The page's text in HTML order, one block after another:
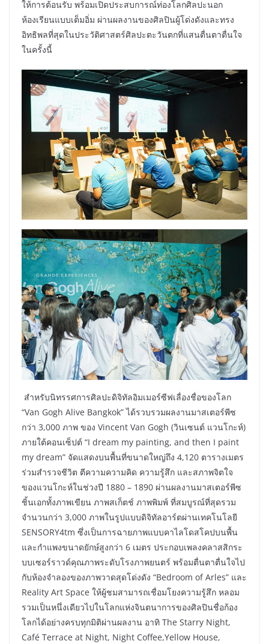
ให้การต้อนรับ พร้อมเปิดประสบการณ์ท่องโลกศิลปะนอก
ห้องเรียนแบบเต็มอิ่ม ผ่านผลงานของศิลปินผู้โด่งดังและทรง
อิทธิพลที่สุดในประวัติศาสตร์ศิลปะตะวันตกที่แสนตื่นตาตื่นใจ
ในครั้งนี้
สำหรับนิทรรศการศิลปะดิจิทัลอิมเมอร์ซีฟเลื่องชื่อของโลก
“Van Gogh Alive Bangkok” ได้รวบรวมผลงานมาสเตอร์พีซ
กว่า 3,000 ภาพ ของ Vincent Van Gogh (วินเซนต์ แวนโกะห์)
ภายใต้คอนเซ็ปต์ “I dream my painting, and then I paint
my dream” จัดแสดงบนพื้นที่ขนาดใหญ่ถึง 4,120 ตารางเมตร
ร่วมสำรวจชีวิต ตีความความคิด ความรู้สึก และสภาพจิตใจ
ของแวนโกะห์ในช่วงปี 1880 – 1890 ผ่านผลงานมาสเตอร์พีซ
ชิ้นเอกทั้งภาพเขียน ภาพสเก็ตช์ ภาพพิมพ์ ที่สมบูรณ์ที่สุดรวม
จำนวนกว่า 3,000 ภาพในรูปแบบดิจิทัลอาร์ตผ่านเทคโนโลยี
SENSORY4tm ซึ่งเป็นการฉายภาพแบบคาไลโดสโคปบนพื้น
และกำแพงขนาดยักษ์สูงกว่า 6 เมตร ประกอบเพลงคลาสสิกระ
บบเซอร์ราวด์คุณภาพระดับโรงภาพยนตร์ พร้อมตื่นตาตื่นใจไป
กับห้องจำลองของภาพวาดสุดโด่งดัง “Bedroom of Arles” และ
Reality Art Space ให้ผู้ชมสามารถเชื่อมโยงความรู้สึก หลอม
รวมเป็นหนึ่งเดียวไปในโลกแห่งจินตนาการของศิลปินชื่อก้อง
โลกได้อย่างครบทุกมิติผ่านผลงาน อาทิ The Starry Night,
Café Terrace at Night, Night Coffee,Yellow House,